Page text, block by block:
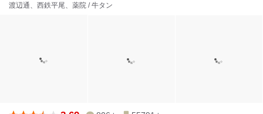
渡辺通、西鉄平尾、薬院 / 牛タン